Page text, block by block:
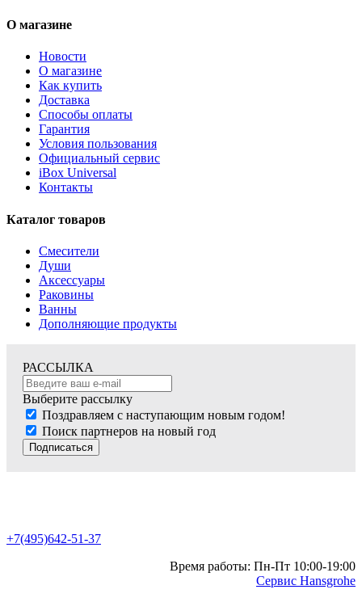
О магазине
Новости
О магазине
Как купить
Доставка
Способы оплаты
Гарантия
Условия пользования
Официальный сервис
iBox Universal
Контакты
Каталог товаров
Смесители
Души
Аксессуары
Раковины
Ванны
Дополняющие продукты
РАССЫЛКА
Выберите рассылку
Поздравляем с наступающим новым годом!
Поиск партнеров на новый год
Подписаться
+7(495)642-51-37
Время работы: Пн-Пт 10:00-19:00
Сервис Hansgrohe